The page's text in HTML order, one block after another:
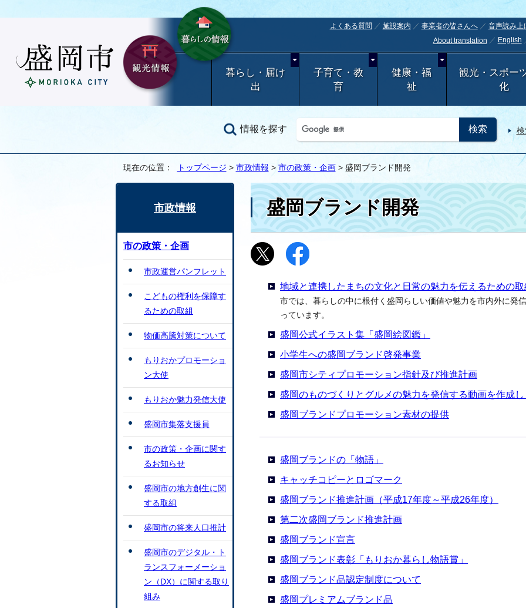
よくある質問 施設案内 事業者の皆さんへ 音声読み上
About translation
English
暮らし・届け
出
子育て・教
育
健康・福
祉
観光・スポー
化
情報を探す
現在の位置： トップページ > 市政情報 > 市の政策・企画> 盛岡ブランド開発
盛岡ブランド開発
地域と連携したまちの文化と日常の魅力を伝えるための取
市では、暮らしの中に根付く盛岡らしい価値や魅力を市内外に発
っています。
盛岡公式イラスト集「盛岡絵図鑑」
小学生への盛岡ブランド啓発事業
盛岡市シティプロモーション指針及び推進計画
盛岡のものづくりとグルメの魅力を発信する動画を作成し
盛岡ブランドプロモーション素材の提供
盛岡ブランドの「物語」
キャッチコピーとロゴマーク
盛岡ブランド推進計画（平成17年度～平成26年度）
第二次盛岡ブランド推進計画
盛岡ブランド宣言
盛岡ブランド表彰「もりおか暮らし物語賞」
盛岡ブランド品認定制度について
盛岡プレミアムブランド品
市政情報
市の政策・企画
市政運営パンフレット
こどもの権利を保障す
るための取組
物価高騰対策について
もりおかプロモーショ
ン大使
もりおか魅力発信大使
盛岡市集落支援員
市の政策・企画に関す
るお知らせ
盛岡市の地方創生に関
する取組
盛岡市の将来人口推計
盛岡市のデジタル・ト
ランスフォーメーショ
ン（DX）に関する取り
組み